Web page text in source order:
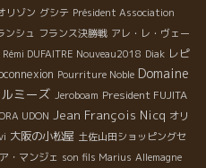
リゾン グシテ Président Association
ンシュ フランス決勝戦 アレ・レ・ヴェー
Rémi DUFAITRE Nouveau2018 Diak レピ
Pourriture Noble Domaine
ミーズ Jeroboam President FUJITA
UDON Jean François Nicq オリ
大阪の小松屋 土佐山田ショッピングセ
・マンジェ son fils Marius Allemagne